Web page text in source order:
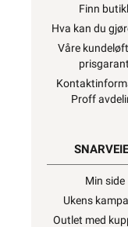
Finn
Hva kan du
Våre
Proff
Min side
Ukens
Outlet med